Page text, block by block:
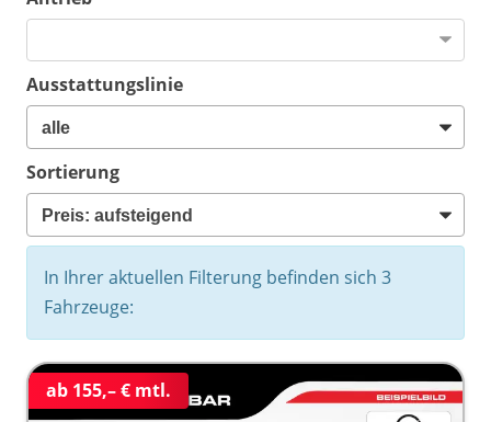
Ausstattungslinie
Sortierung
In Ihrer aktuellen Filterung befinden sich 3
Fahrzeuge:
ab 155,– € mtl.